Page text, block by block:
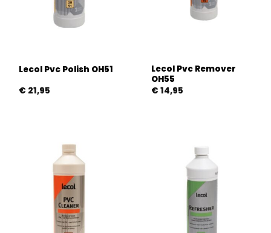
Lecol Pvc Polish OH51
€ 21,95
Lecol Pvc Remover
OH55
€ 14,95